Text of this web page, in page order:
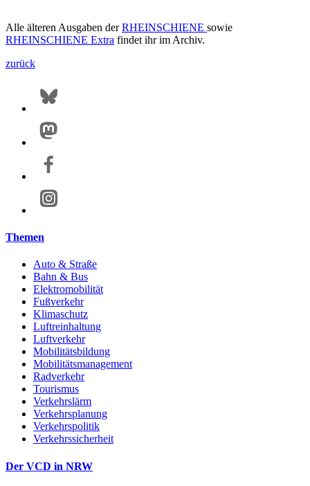
Alle älteren Ausgaben derRHEINSCHIENE sowie
RHEINSCHIENE Extra findet ihr im Archiv.
zurück
Themen
Auto & Straße
Bahn & Bus
Elektromobilität
Fußverkehr
Klimaschutz
Luftreinhaltung
Luftverkehr
Mobilitätsbildung
Mobilitätsmanagement
Radverkehr
Tourismus
Verkehrslärm
Verkehrsplanung
Verkehrspolitik
Verkehrssicherheit
Der VCD in NRW